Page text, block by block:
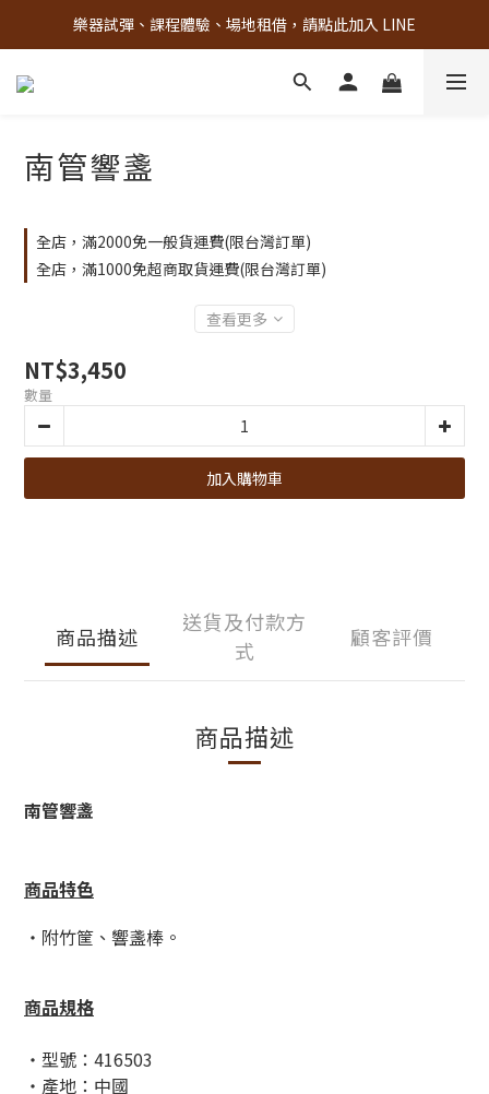
古亭門市 + 先進音樂教室週末假日皆有營業
樂器試彈、課程體驗、場地租借，請點此加入 LINE
古亭門市 + 先進音樂教室週末假日皆有營業
南管響盞
全店，滿2000免一般貨運費(限台灣訂單)
全店，滿1000免超商取貨運費(限台灣訂單)
查看更多
NT$3,450
數量
加入購物車
商品描述
送貨及付款方
式
顧客評價
商品描述
南管響盞
商品特色
・附竹筐、響盞棒。
商品規格
・型號：416503
・產地：中國